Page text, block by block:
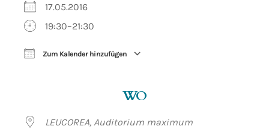
17.05.2016
19:30–21:30
Zum Kalender hinzufügen
WO
LEUCOREA, Auditorium maximum